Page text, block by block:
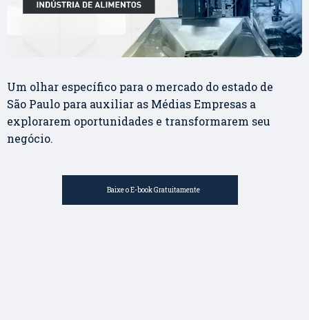
Um olhar específico para o mercado do estado de
São Paulo para auxiliar as Médias Empresas a
explorarem oportunidades e transformarem seu
negócio.
Baixe o E-book Gratuitamente